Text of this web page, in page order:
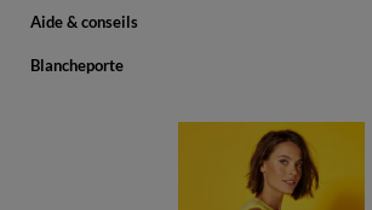
Aide & conseils
Blancheporte